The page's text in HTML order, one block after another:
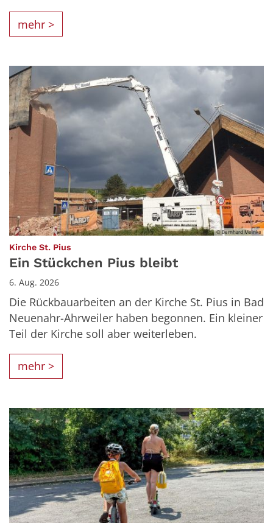
mehr >
© Bernhard Meinke
Kirche St. Pius
Ein Stückchen Pius bleibt
6. Aug. 2026
Die Rückbauarbeiten an der Kirche St. Pius in Bad
Neuenahr-Ahrweiler haben begonnen. Ein kleiner
Teil der Kirche soll aber weiterleben.
mehr >